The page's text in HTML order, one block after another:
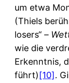
um etwa
(Thiels
losers“ –
wie die
Erkenntnis,
führt)[10].